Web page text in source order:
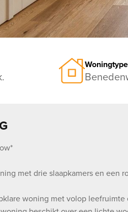
Woningtype
met drie slaapkamers en een
woning met volop